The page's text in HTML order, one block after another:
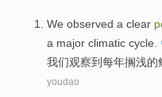
We observed a clear
a major climatic cycle
我们观察到每年搁浅的
youdao